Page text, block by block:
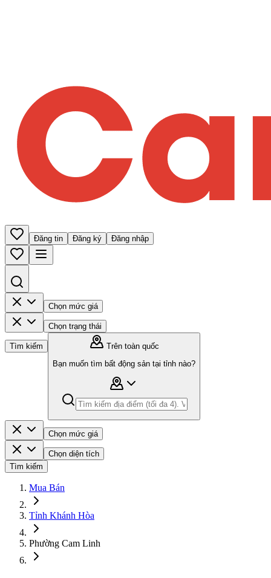
Đăng tin Đăng ký Đăng nhập
Chọn mức giá
Chọn trạng thái
Tìm kiếm
Trên toàn quốc
Bạn muốn tìm bất động sản tại tỉnh nào?
Chọn mức giá
Chọn diện tích
Tìm kiếm
Mua Bán
Tỉnh Khánh Hòa
Phường Cam Linh